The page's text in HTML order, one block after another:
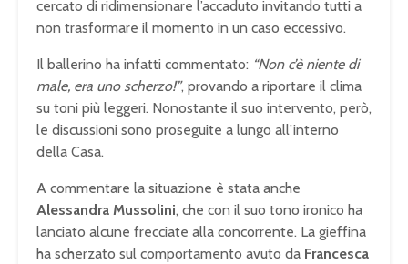
cercato di ridimensionare l’accaduto invitando tutti a
non trasformare il momento in un caso eccessivo.
Il ballerino ha infatti commentato: “Non c’è niente di
male, era uno scherzo!”, provando a riportare il clima
su toni più leggeri. Nonostante il suo intervento, però,
le discussioni sono proseguite a lungo all’interno
della Casa.
A commentare la situazione è stata anche
Alessandra Mussolini, che con il suo tono ironico ha
lanciato alcune frecciate alla concorrente. La gieffina
ha scherzato sul comportamento avuto da Francesca